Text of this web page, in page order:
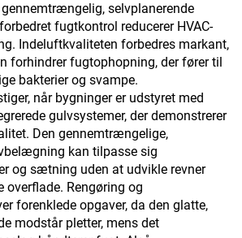
selvplanerende
fugtkontrol reducerer HVAC-
Indeluftkvaliteten forbedres markant,
forhindrer fugtophopning, der fører til
bakterier og svampe.
når bygninger er udstyret med
gulvsystemer, der demonstrerer
Den gennemtrængelige,
kan tilpasse sig
og sætning uden at udvikle revner
overflade. Rengøring og
forenklede opgaver, da den glatte,
modstår pletter, mens det